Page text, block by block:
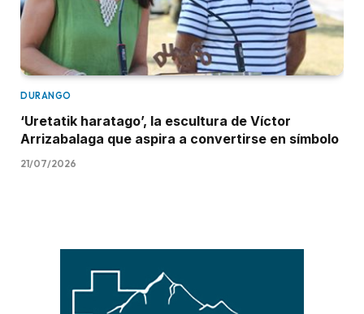
DURANGO
‘Uretatik haratago’, la escultura de Víctor
Arrizabalaga que aspira a convertirse en símbolo
21/07/2026